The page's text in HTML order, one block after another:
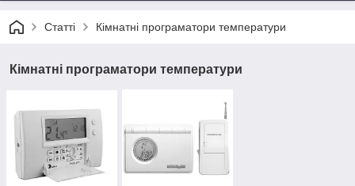
Статті Кімнатні програматори температури
Кімнатні програматори температури